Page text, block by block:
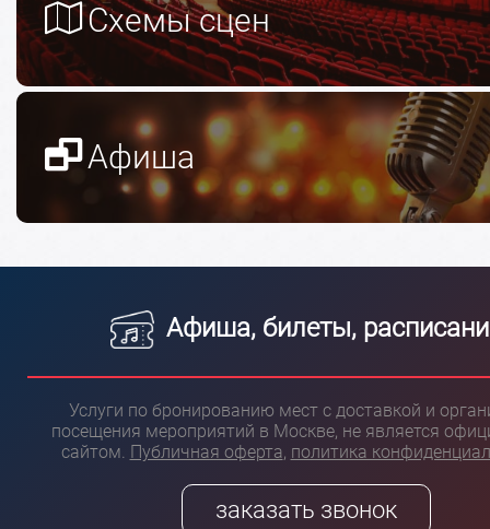
Схемы сцен
Афиша
Афиша, билеты,
Услуги по бронированию мест с доставкой и
посещения мероприятий в Москве, не является
сайтом. Публичная оферта, политика
заказать звонок